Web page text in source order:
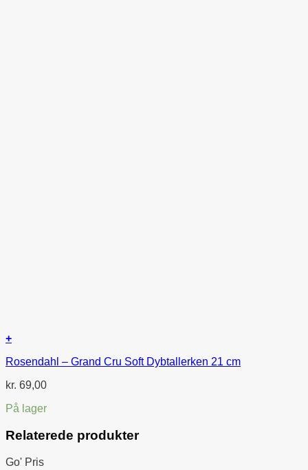
+
Rosendahl – Grand Cru Soft Dybtallerken 21 cm
kr. 69,00
På lager
Relaterede produkter
Go' Pris